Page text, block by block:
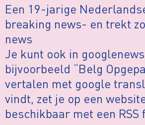
Een 19-jarige
breaking news- en trekt
news
Je kunt ook in
bijvoorbeeld “Belg
vertalen met google
vindt, zet je op een
beschikbaar met een RSS